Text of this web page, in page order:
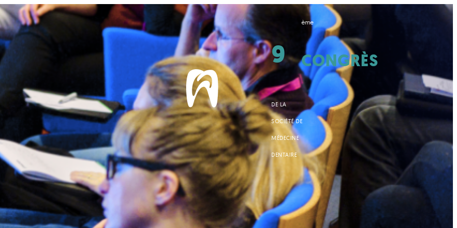
9
ème
CONGRÈS
DE LA
SOCIÉTÉ DE
MÉDECINE
DENTAIRE